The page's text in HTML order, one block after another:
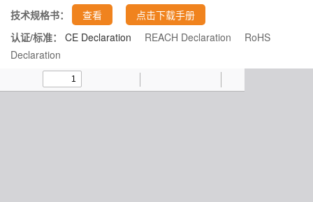
技术规格书： 查看
点击下载手册
认证/标准：
CE Declaration REACH Declaration
RoHS
Declaration